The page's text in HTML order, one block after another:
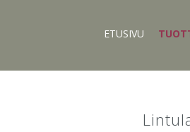
ETUSIVU